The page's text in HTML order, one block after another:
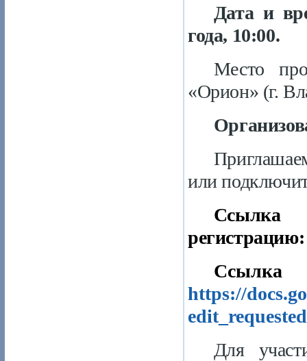
Дата и
года, 10:00.
Место
«Орион» (г.
или
https://
Для